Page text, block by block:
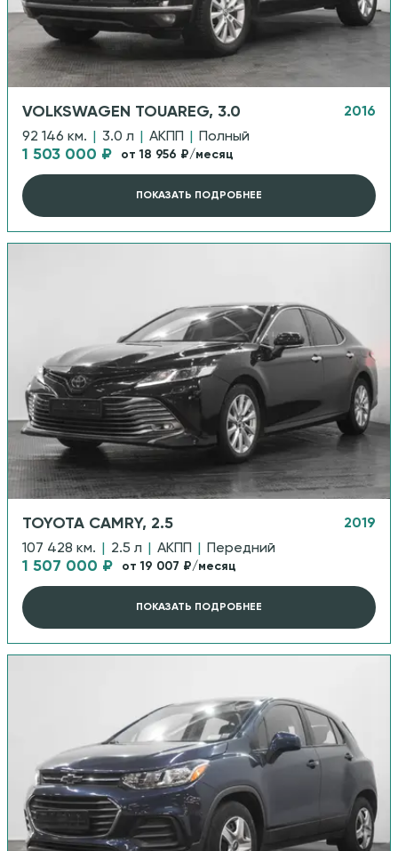
VOLKSWAGEN TOUAREG, 3.0
2016
92 146 км.
3.0 л АКПП Полный
1 503 000 ₽ от 18 956 ₽/месяц
ПОКАЗАТЬ ПОДРОБНЕЕ
TOYOTA CAMRY, 2.5
2019
107 428 км.
2.5 л АКПП Передний
1 507 000 ₽ от 19 007 ₽/месяц
ПОКАЗАТЬ ПОДРОБНЕЕ